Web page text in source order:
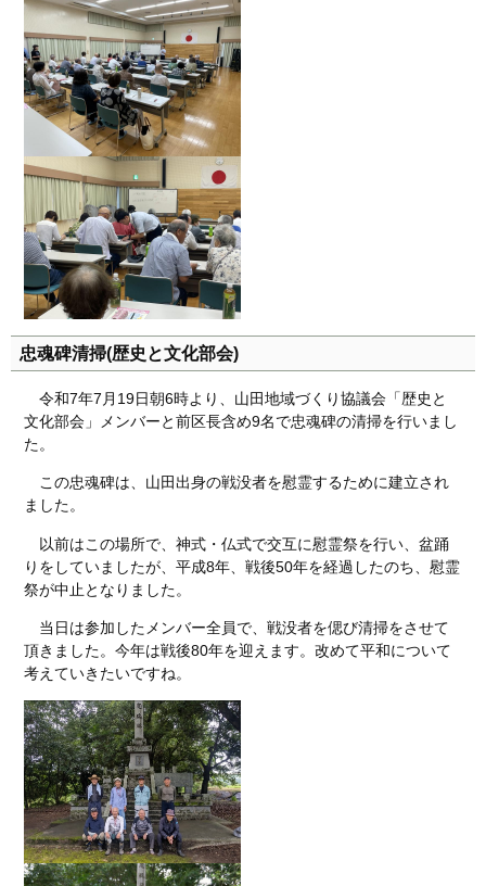
忠魂碑清掃(歴史と文化部会)
令和7年7月19日朝6時より、山田地域づくり協議会「歴史と
文化部会」メンバーと前区長含め9名で忠魂碑の清掃を行いまし
た。
この忠魂碑は、山田出身の戦没者を慰霊するために建立され
ました。
以前はこの場所で、神式・仏式で交互に慰霊祭を行い、盆踊
りをしていましたが、平成8年、戦後50年を経過したのち、慰霊
祭が中止となりました。
当日は参加したメンバー全員で、戦没者を偲び清掃をさせて
頂きました。今年は戦後80年を迎えます。改めて平和について
考えていきたいですね。